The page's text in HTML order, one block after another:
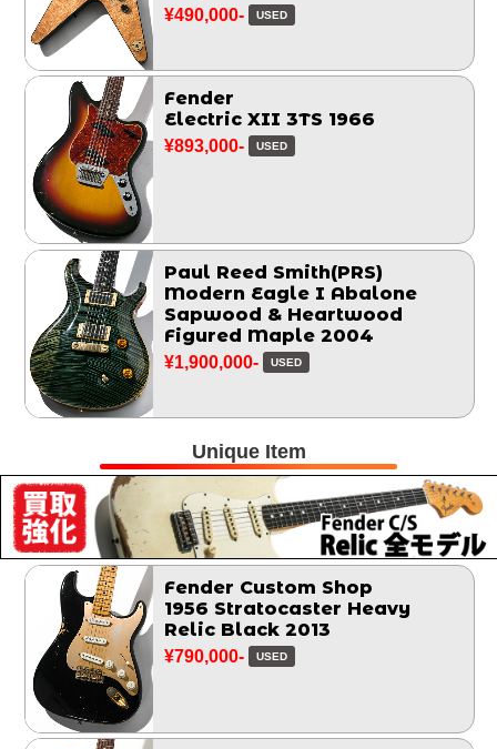
¥490,000- USED
Fender
Electric XII 3TS 1966
¥893,000- USED
Paul Reed Smith(PRS)
Modern Eagle I Abalone
Sapwood & Heartwood
Figured Maple 2004
¥1,900,000- USED
Unique Item
Fender Custom Shop
1956 Stratocaster Heavy
Relic Black 2013
¥790,000- USED